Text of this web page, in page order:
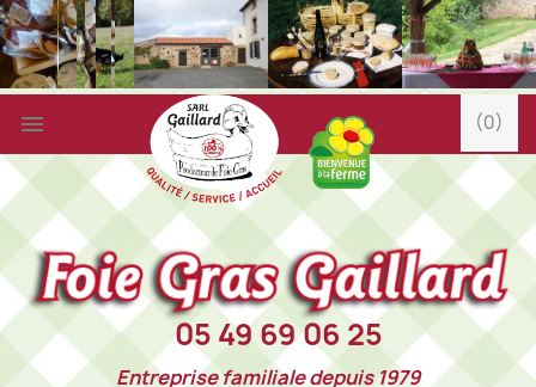
 (0)
05 49 69 06 25
Entreprise familiale depuis 1979